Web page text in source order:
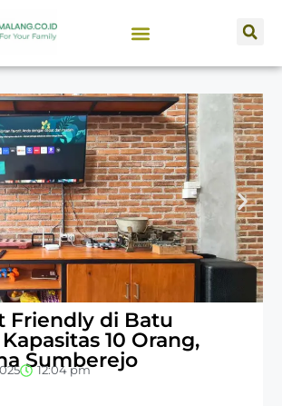
Friendly di Batu
10 Orang,
Sumberejo
12:04 pm